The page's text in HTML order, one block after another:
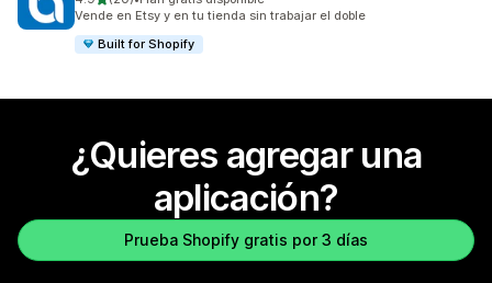
20 reseñas en total
Vende en Etsy y en tu tienda sin trabajar el doble
Built for Shopify
¿Quieres agregar una
aplicación?
Prueba Shopify gratis por 3 días